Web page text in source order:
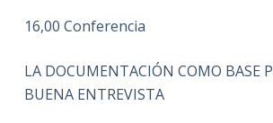
16,00 Conferencia
LA DOCUMENTACIÓN COMO BASE
BUENA ENTREVISTA